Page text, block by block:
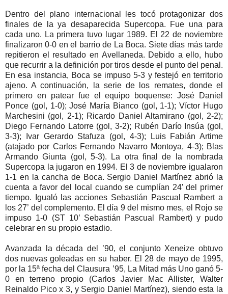
Dentro del plano internacional les tocó protagonizar dos
finales de la ya desaparecida Supercopa. Fue una para
cada uno. La primera tuvo lugar 1989. El 22 de noviembre
finalizaron 0-0 en el barrio de La Boca. Siete días más tarde
repitieron el resultado en Avellaneda. Debido a ello, hubo
que recurrir a la definición por tiros desde el punto del penal.
En esa instancia, Boca se impuso 5-3 y festejó en territorio
ajeno. A continuación, la serie de los remates, donde el
primero en patear fue el equipo boquense: José Daniel
Ponce (gol, 1-0); José María Bianco (gol, 1-1); Víctor Hugo
Marchesini (gol, 2-1); Ricardo Daniel Altamirano (gol, 2-2);
Diego Fernando Latorre (gol, 3-2); Rubén Darío Insúa (gol,
3-3); Ivar Gerardo Stafuza (gol, 4-3); Luis Fabián Artime
(atajado por Carlos Fernando Navarro Montoya, 4-3); Blas
Armando Giunta (gol, 5-3). La otra final de la nombrada
Supercopa la jugaron en 1994. El 3 de noviembre igualaron
1-1 en la cancha de Boca. Sergio Daniel Martínez abrió la
cuenta a favor del local cuando se cumplían 24’ del primer
tiempo. Igualó las acciones Sebastián Pascual Rambert a
los 27’ del complemento. El día 9 del mismo mes, el Rojo se
impuso 1-0 (ST 10’ Sebastián Pascual Rambert) y pudo
celebrar en su propio estadio.
Avanzada la década del ’90, el conjunto Xeneize obtuvo
dos nuevas goleadas en su haber. El 28 de mayo de 1995,
por la 15ª fecha del Clausura ’95, La Mitad más Uno ganó 5-
0 en terreno propio (Carlos Javier Mac Allister, Walter
Reinaldo Pico x 3, y Sergio Daniel Martínez), siendo esta la